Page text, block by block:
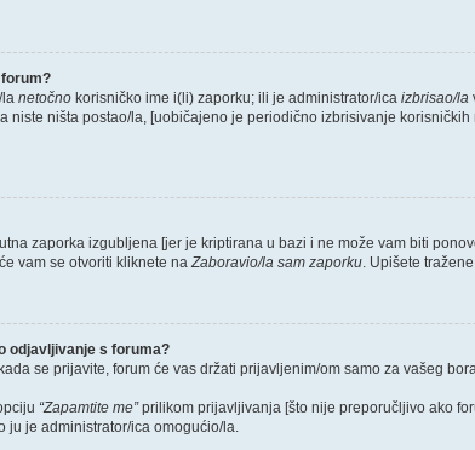
la netočno korisničko ime i(li) zaporku; ili je administrator/ica izbrisao/la
niste ništa postao/la, [uobičajeno je periodično izbrisivanje
zaporka izgubljena [jer je kriptirana u bazi i ne može vam biti
vam se otvoriti kliknete naZaboravio/la sam zaporku. Upišete
odjavljivanje s foruma?
se prijavite, forum će vas držati prijavljenim/om samo za vašeg
“Zapamtite me”prilikom prijavljivanja [što nije preporučljivo ako
ju je administrator/ica omogućio/la.